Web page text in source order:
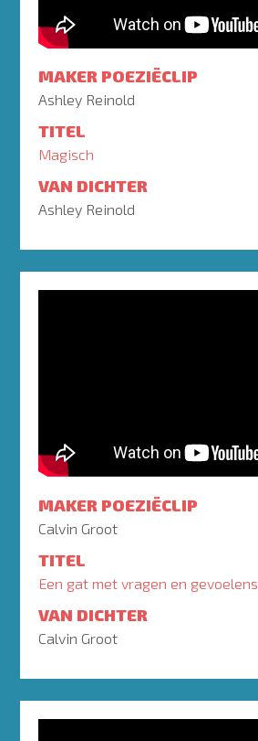
MAKER POEZIËCLIP
Ashley Reinold
TITEL
Magisch
VAN DICHTER
Ashley Reinold
MAKER POEZIËCLIP
Calvin Groot
TITEL
Een gat met vragen en gevoelens
VAN DICHTER
Calvin Groot